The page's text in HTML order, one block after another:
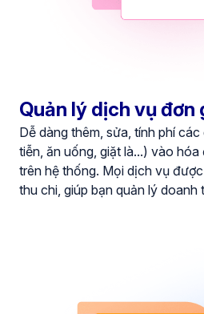
Quản lý dịch vụ đơn
Dễ dàng thêm, sửa, tính phí
tiễn, ăn uống, giặt là...) vào
trên hệ thống. Mọi dịch vụ
thu chi, giúp bạn quản lý doanh